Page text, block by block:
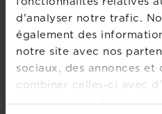
d'analyser notre trafic.
également des
notre site avec nos
sociaux, des annonces et
combiner celles-ci avec
vous leur avez fournies